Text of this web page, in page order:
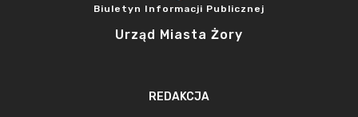
Biuletyn Informacji Publicznej
Urząd Miasta Żory
REDAKCJA